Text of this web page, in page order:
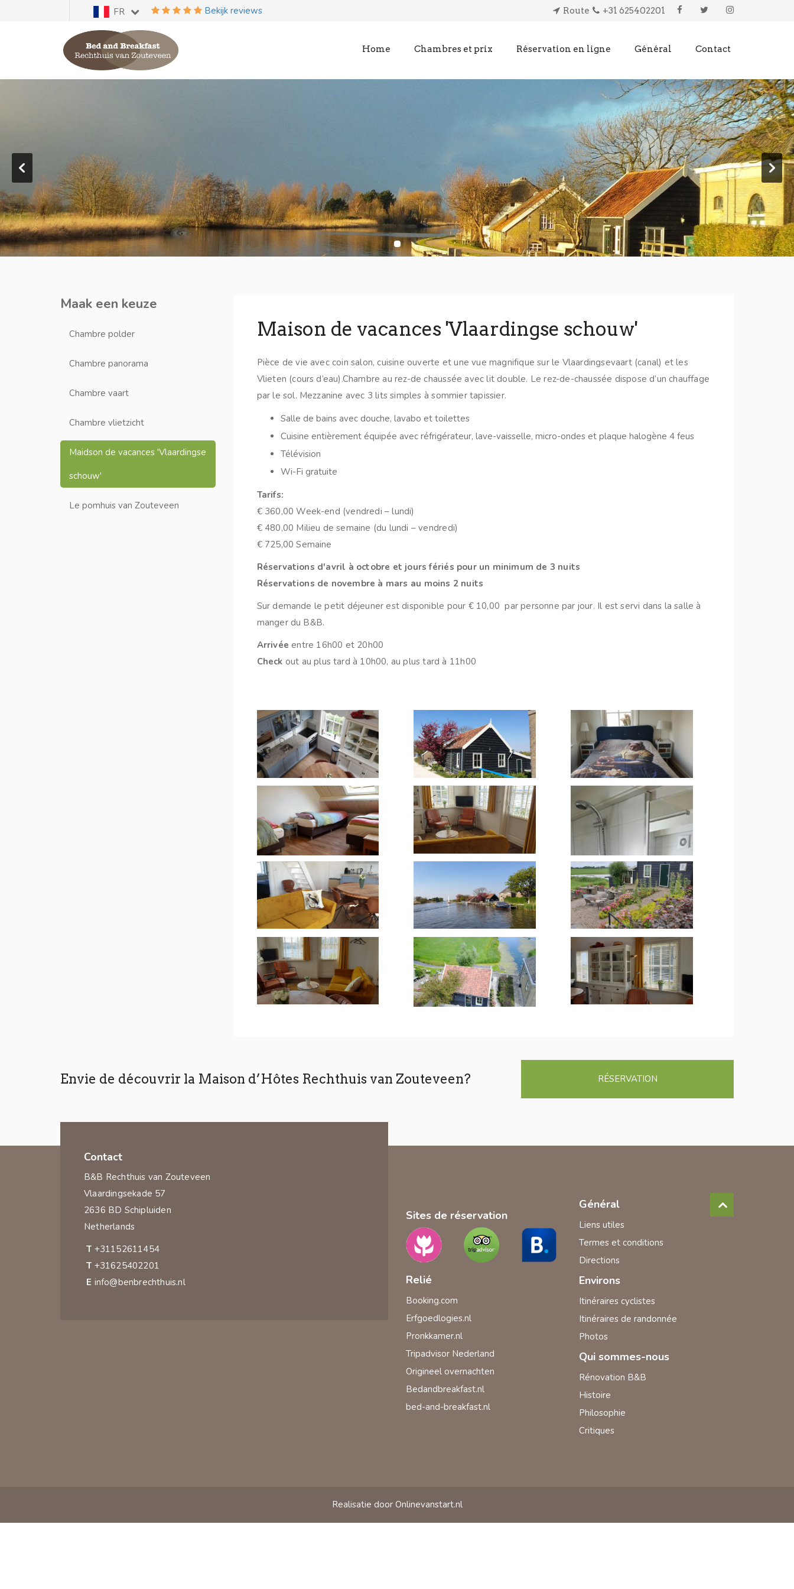
FR Bekijk reviews +31 625402201
Route
Home Chambres et prix Réservation en ligne Général Contact
Maak een keuze
Chambre polder
Chambre panorama
Chambre vaart
Chambre vlietzicht
Maidson de vacances 'Vlaardingse
schouw'
Le pomhuis van Zouteveen
Maison de vacances 'Vlaardingse schouw'
Pièce de vie avec coin salon, cuisine ouverte et une vue magnifique sur le Vlaardingsevaart (canal) et les
Vlieten (cours d’eau).Chambre au rez-de chaussée avec lit double. Le rez-de-chaussée dispose d’un chauffage
par le sol. Mezzanine avec 3 lits simples à sommier tapissier.
Salle de bains avec douche, lavabo et toilettes
Cuisine entièrement équipée avec réfrigérateur, lave-vaisselle, micro-ondes et plaque halogène 4 feus
Télévision
Wi-Fi gratuite
Tarifs:
€ 360,00 Week-end (vendredi – lundi)
€ 480,00 Milieu de semaine (du lundi – vendredi)
€ 725,00 Semaine
Réservations d'avril à octobre et jours fériés pour un minimum de 3 nuits
Réservations de novembre à mars au moins 2 nuits
Sur demande le petit déjeuner est disponible pour € 10,00 par personne par jour. Il est servi dans la salle à
manger du B&B.
Arrivée entre 16h00 et 20h00
Check out au plus tard à 10h00, au plus tard à 11h00
Envie de découvrir la Maison d’Hôtes Rechthuis van Zouteveen? RÉSERVATION
Contact
B&B Rechthuis van Zouteveen
Vlaardingsekade 57
2636 BD Schipluiden
Netherlands
T +31152611454
T +31625402201
E info@benbrechthuis.nl
Sites de réservation
Relié
Booking.com
Erfgoedlogies.nl
Pronkkamer.nl
Tripadvisor Nederland
Origineel overnachten
Bedandbreakfast.nl
bed-and-breakfast.nl
Général
Liens utiles
Termes et conditions
Directions
Environs
Itinéraires cyclistes
Itinéraires de randonnée
Photos
Qui sommes-nous
Rénovation B&B
Histoire
Philosophie
Critiques
Realisatie door Onlinevanstart.nl